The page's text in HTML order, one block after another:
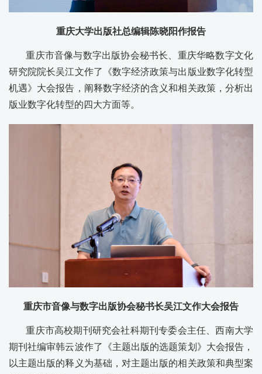
重庆大学出版社总编辑陈晓阳作报告
重庆市音像与数字出版协会秘书长、重庆华略数字文化
研究院院长吴江文作了《数字经济政策与出版业数字化转型
机遇》大会报告，阐释数字经济的含义和相关政策，分析出
版业数字化转型的四大方面等。
重庆市音像与数字出版协会秘书长吴江文作大会报告
重庆市高校期刊研究会社科期刊专委会主任、西南大学
期刊社编审韩云波作了《主题出版的选题策划》大会报告，
以主题出版的释义为基础，对主题出版的相关政策和典型案